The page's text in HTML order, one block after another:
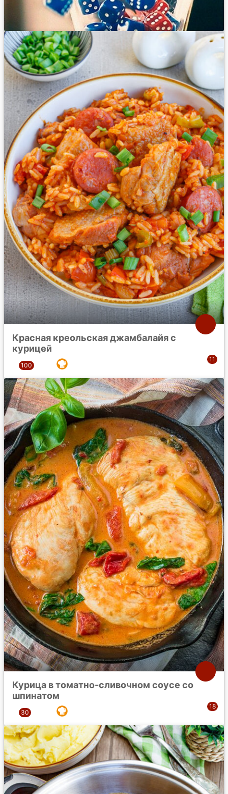
Красная креольская джамбалайя с
курицей
Курица в томатно-сливочном соусе со
шпинатом